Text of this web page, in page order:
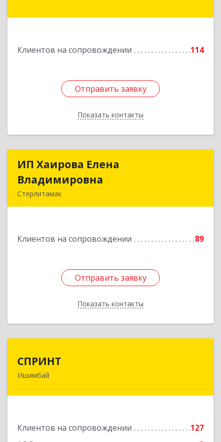
Клиентов на сопровождении 114
Отправить заявку
Показать контакты
Отправить заявку
Назад
ИП Хаирова Елена
Владимировна
Стерлитамак
Клиентов на сопровождении 89
Отправить заявку
Показать контакты
ИП Хаирова Елена
Отправить заявку
Назад
СПРИНТ
Ишимбай
Клиентов на сопровождении
127
453201, Башкортостан Респ, Ишимбайский р-н,